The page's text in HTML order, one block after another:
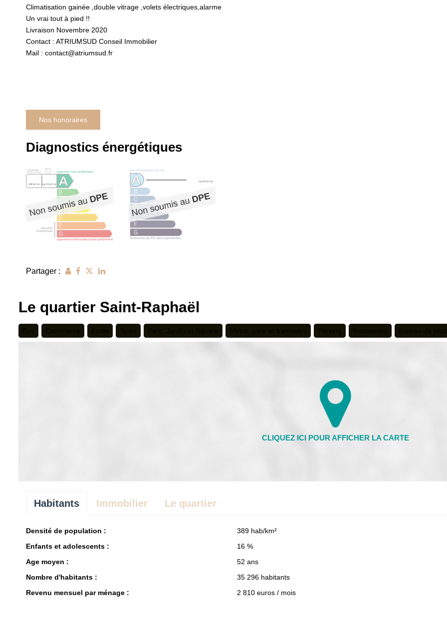
Climatisation gainée ,double vitrage ,volets électriques,alarme
Un vrai tout à pied !!
Livraison Novembre 2020
Contact : ATRIUMSUD Conseil Immobilier
Mail : contact@atriumsud.fr
Nos honoraires
Diagnostics énergétiques
Partager :
Le quartier Saint-Raphaël
Habitants Immobilier Le quartier
Densité de population :
389 hab/km²
Enfants et adolescents :
16 %
Age moyen :
52 ans
Nombre d'habitants :
35 296 habitants
Revenu mensuel par ménage :
2 810 euros / mois